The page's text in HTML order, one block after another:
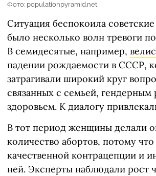
Фото: populationpyramid.net
Ситуация беспокоила
было несколько волн тревоги
В семидесятые, например,
падении рождаемости в СССР,
затрагивали широкий круг
связанных с семьей, гендерным
здоровьем. К диалогу
В тот период женщины делали
количество абортов, потому
качественной контрацепции и
ней. Эксперты наблюдали рост